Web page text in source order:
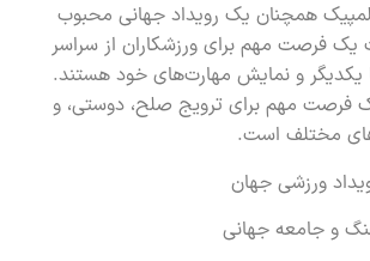
همچنان یک رویداد جهانی محبوب
فرصت مهم برای ورزشکاران از سراسر
یکدیگر و نمایش مهارت‌های خود هستند.
فرصت مهم برای ترویج صلح، دوستی، و
مختلف است.
ورزشی جهان
و جامعه جهانی